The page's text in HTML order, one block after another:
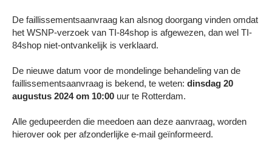
De faillissementsaanvraag kan alsnog doorgang vinden omdat
het WSNP-verzoek van TI-84shop is afgewezen, dan wel TI-
84shop niet-ontvankelijk is verklaard.
De nieuwe datum voor de mondelinge behandeling van de
faillissementsaanvraag is bekend, te weten: dinsdag 20
augustus 2024 om 10:00 uur te Rotterdam.
Alle gedupeerden die meedoen aan deze aanvraag, worden
hierover ook per afzonderlijke e-mail geïnformeerd.